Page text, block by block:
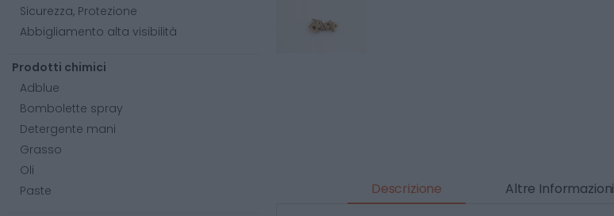
Descrizione Altre Informazioni
Sicurezza, Protezione
Abbigliamento alta visibilità
Prodotti chimici
Adblue
Bombolette spray
Detergente mani
Grasso
Oli
Paste